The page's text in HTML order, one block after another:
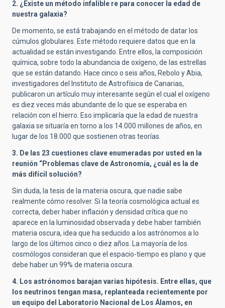
2. ¿Existe un método infalible re para conocer la edad de
nuestra galaxia?
De momento, se está trabajando en el método de datar los
cúmulos globulares. Este método requiere datos que en la
actualidad se están investigando. Entre ellos, la composición
química, sobre todo la abundancia de oxígeno, de las estrellas
que se están datando. Hace cinco o seis años, Rebolo y Abia,
investigadores del Instituto de Astrofísica de Canarias,
publicaron un artículo muy interesante según el cual el oxígeno
es diez veces más abundante de lo que se esperaba en
relación con el hierro. Eso implicaría que la edad de nuestra
galaxia se situaría en torno a los 14.000 millones de años, en
lugar de los 18.000 que sostienen otras teorías.
3. De las 23 cuestiones clave enumeradas por usted en la
reunión “Problemas clave de Astronomía, ¿cuál es la de
más difícil solución?
Sin duda, la tesis de la materia oscura, que nadie sabe
realmente cómo resolver. Si la teoría cosmológica actual es
correcta, deber haber inflación y densidad crítica que no
aparece en la luminosidad observada y debe haber también
materia oscura, idea que ha seducido a los astrónomos a lo
largo de los últimos cinco o diez años. La mayoría de los
cosmólogos consideran que el espacio-tiempo es plano y que
debe haber un 99% de materia oscura.
4. Los astrónomos barajan varias hipótesis. Entre ellas, que
los neutrinos tengan masa, replanteada recientemente por
un equipo del Laboratorio Nacional de Los Álamos, en